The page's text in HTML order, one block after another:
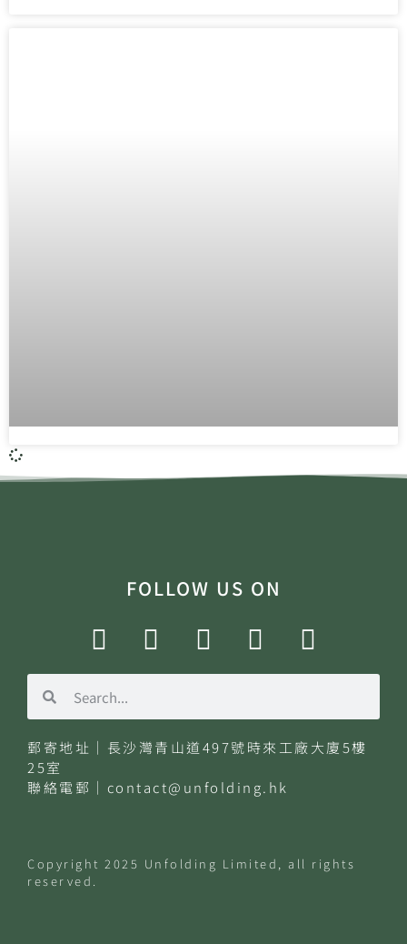
FOLLOW US ON
郵寄地址｜長沙灣青山道497號時來工廠大廈5樓
25室
聯絡電郵｜ contact@unfolding.hk
Copyright 2025 Unfolding Limited , all rights
reserved.